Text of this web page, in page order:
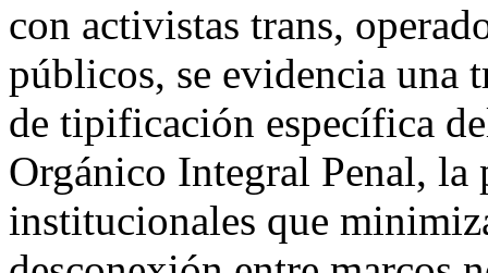
con activistas trans,
públicos, se evidencia una
de tipificación específica
Orgánico Integral Penal, la
institucionales que